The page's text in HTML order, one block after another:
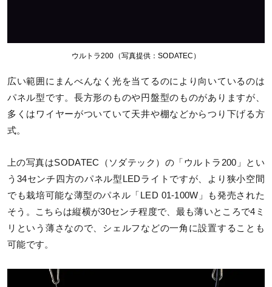
ウルトラ200（写真提供：SODATEC）
広い範囲にまんべんなく光を当てるのにより向いているのは
パネル型です。長方形のものや円盤型のものがありますが、
多くはワイヤーがついていて天井や棚などからつり下げる方
式。
上の写真はSODATEC（ソダテック）の「ウルトラ200」とい
う34センチ四方のパネル型LEDライトですが、より狭小空間
でも栽培可能な薄型のパネル「LED 01-100W」も発売された
そう。こちらは縦横が30センチ程度で、最も薄いところで4ミ
リという薄さなので、シェルフなどの一角に設置することも
可能です。